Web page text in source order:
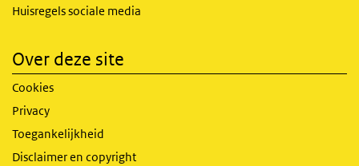
Huisregels sociale media
Over deze site
Cookies
Privacy
Toegankelijkheid
Disclaimer en copyright